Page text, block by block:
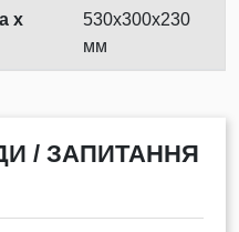
х
530x300x230
мм
/ ЗАПИТАННЯ